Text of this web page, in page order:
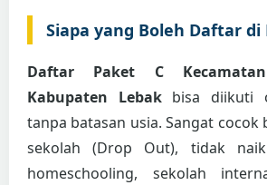
Siapa yang Boleh Daftar di
Daftar Paket C
Kabupaten Lebakbisa diikuti
tanpa batasan usia. Sangat cocok
sekolah (Drop Out), tidak
homeschooling, sekolah